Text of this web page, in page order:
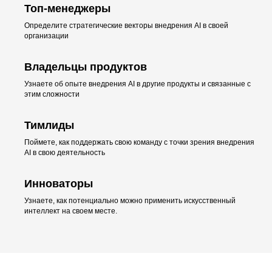
Топ-менеджеры
Определите стратегические векторы внедрения AI в своей
организации
Владельцы продуктов
Узнаете об опыте внедрения AI в другие продукты и связанные с
этим сложности
Тимлиды
Поймете, как поддержать свою команду с точки зрения внедрения
AI в свою деятельность
Инноваторы
Узнаете, как потенциально можно применить искусственный
интеллект на своем месте.